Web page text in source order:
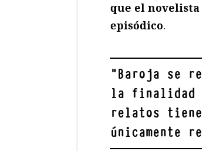
que el
episódico.
"Baroja se
la finalidad
relatos
únicamente